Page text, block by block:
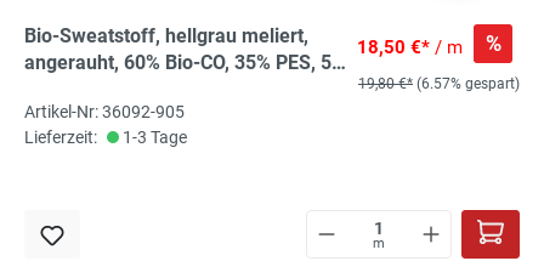
Bio-Sweatstoff, hellgrau meliert,
angerauht, 60% Bio-CO, 35% PES, 5%
Anbau
18,50 €* / m %
19,80 €* (6.57% gespart)
Artikel-Nr: 36092-905
Lieferzeit:
1-3 Tage
m